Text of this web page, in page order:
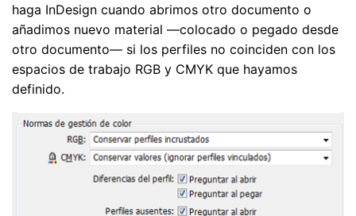
haga InDesign cuando abrimos otro documento o
añadimos nuevo material —colocado o pegado desde
otro documento— si los perfiles no coinciden con los
espacios de trabajo RGB y CMYK que hayamos
definido.